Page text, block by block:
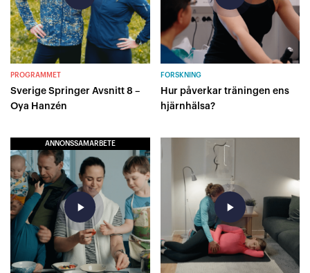
PROGRAMMET
Sverige Springer Avsnitt 8 –
Oya Hanzén
FORSKNING
Hur påverkar träningen ens
hjärnhälsa?
ANNONSSAMARBETE
play_arrow play_arrow